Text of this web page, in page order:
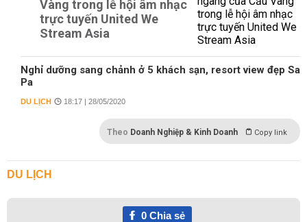
Vàng trong lễ hội âm nhạc
trực tuyến United We
Stream Asia
Nghỉ dưỡng sang chảnh ở 5 khách sạn, resort view đẹp Sa
Pa
DU LỊCH 18:17 | 28/05/2020
Theo Doanh Nghiệp & Kinh Doanh Copy link
DU LỊCH
0Chia sẻ